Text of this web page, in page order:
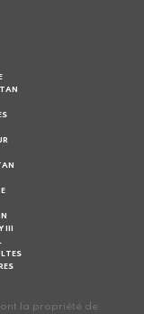
III
la propriété de